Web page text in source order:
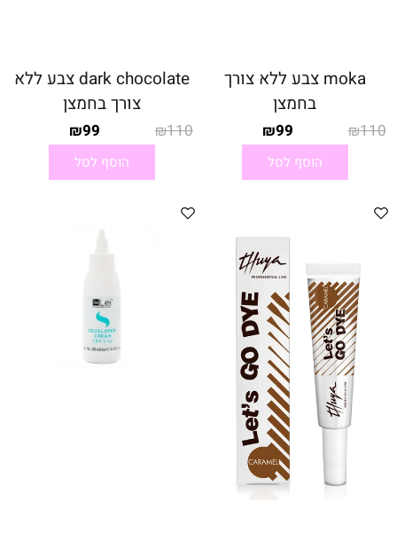
moka צבע ללא צורך
בחמצן
₪110
₪99
הוסף לסל
dark chocolate צבע ללא
צורך בחמצן
₪110
₪99
הוסף לסל